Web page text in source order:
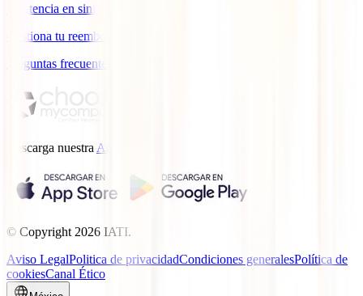
Asistencia en siniestros
Gestiona tu reembolso
Preguntas frecuentes
Descarga nuestra App.
© Copyright 2026 IATI.
Aviso LegalPolitica de privacidadCondiciones generalesPolítica de
cookiesCanal Ético